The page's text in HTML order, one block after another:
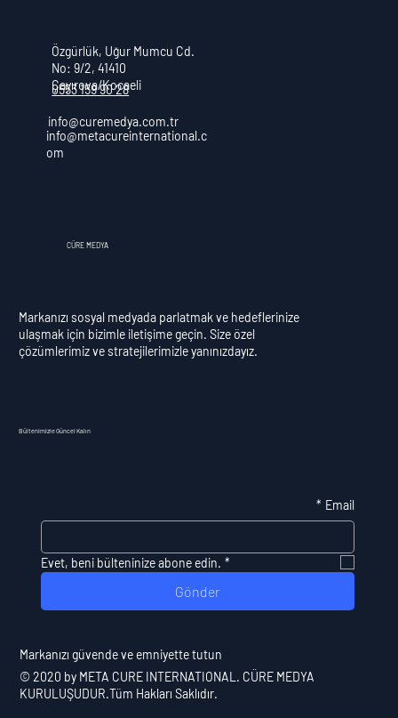
Özgürlük, Uğur Mumcu Cd.
No: 9/2, 41410
Çayırova/Kocaeli
info@curemedya.com.tr
info@metacureinternational.c
om
0553 159 90 28
CÜRE MEDYA
Markanızı sosyal medyada parlatmak ve hedeflerinize
ulaşmak için bizimle iletişime geçin. Size özel
çözümlerimiz ve stratejilerimizle yanınızdayız.
Bültenimizle Güncel Kalın
Email
*
Evet, beni bülteninize abone edin. *
Gönder
​Markanızı güvende ve emniyette tutun
© 2020 by META CURE INTERNATIONAL . CÜRE MEDYA
KURULUŞUDUR.Tüm Hakları Saklıdır.